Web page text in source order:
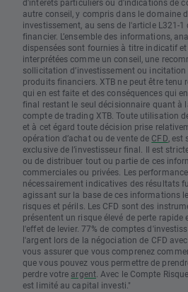
d'intérêts particuliers ou d'indications de
autre conseil, y compris dans le domaine
investissement, au sens de l'article L321-
financier. L’ensemble des informations,
dispensées sont fournies à titre indicatif
interprétées comme un conseil, une
sollicitation d’investissement ou
produits financiers. XTB ne peut être tenu
qui en est faite et des conséquences qui
final restant le seul décisionnaire quant à
compte de trading XTB. Toute utilisation
et à cet égard toute décision prise
opération d’achat ou de vente de CFD, est
exclusive de l’investisseur final. Il est
ou de distribuer tout ou partie de ces
commerciales ou privées. Les
nécessairement indicatives des résultats
agissant sur la base de ces informations
risques et périls. Les CFD sont des
présentent un risque élevé de perte
l'effet de levier. 77% de comptes
l'argent lors de la négociation de CFD
vous assurer que vous comprenez
que vous pouvez vous permettre de
perdre votre argent. Avec le Compte
est limité au capital investi."